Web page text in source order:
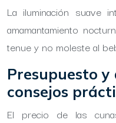
La iluminación suave
amamantamiento
tenue y no moleste al
Presupuesto
consejos
El precio de las